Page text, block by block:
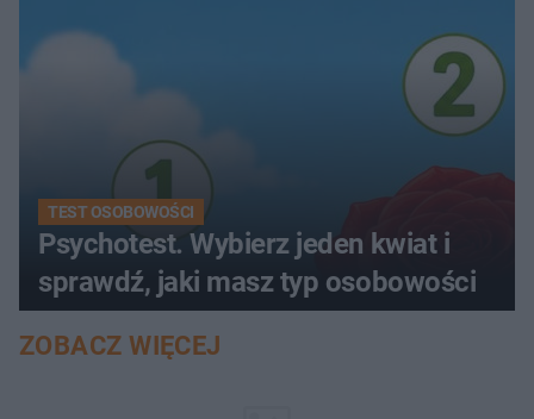
TEST OSOBOWOŚCI
Psychotest. Wybierz jeden kwiat i
sprawdź, jaki masz typ osobowości
ZOBACZ WIĘCEJ